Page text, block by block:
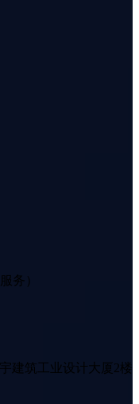
务）
建筑工业设计大厦2楼